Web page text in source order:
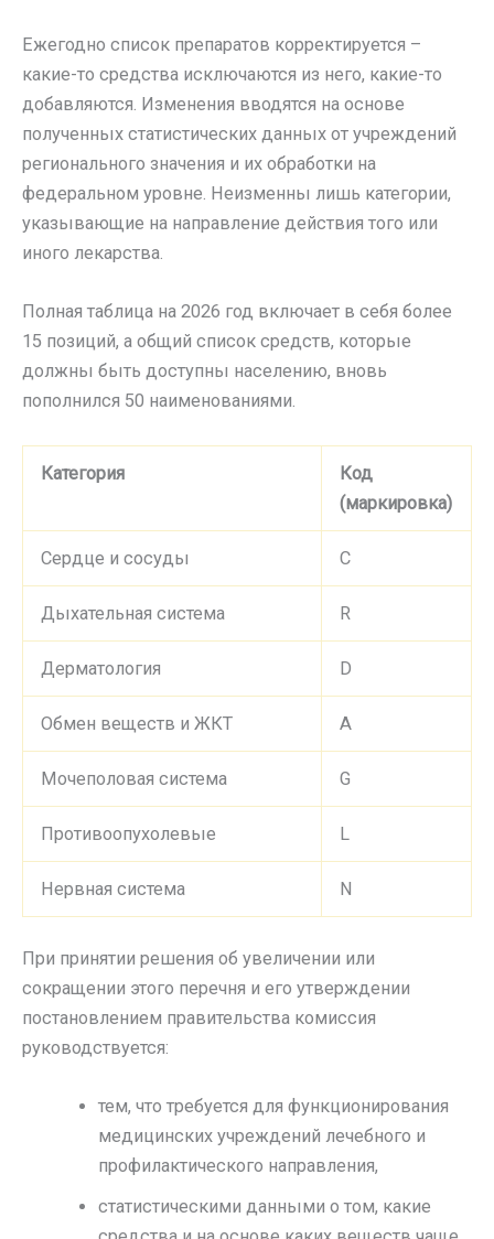
Ежегодно список препаратов корректируется –
какие-то средства исключаются из него, какие-то
добавляются. Изменения вводятся на основе
полученных статистических данных от учреждений
регионального значения и их обработки на
федеральном уровне. Неизменны лишь категории,
указывающие на направление действия того или
иного лекарства.
Полная таблица на 2026 год включает в себя более
15 позиций, а общий список средств, которые
должны быть доступны населению, вновь
пополнился 50 наименованиями.
Категория
Код
(маркировка)
Сердце и сосуды С
Дыхательная система R
Дерматология D
Обмен веществ и ЖКТ A
Мочеполовая система G
Противоопухолевые L
Нервная система N
При принятии решения об увеличении или
сокращении этого перечня и его утверждении
постановлением правительства комиссия
руководствуется:
тем, что требуется для функционирования
медицинских учреждений лечебного и
профилактического направления,
статистическими данными о том, какие